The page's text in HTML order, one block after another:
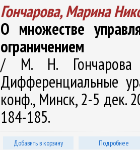
Гончарова, Марина
О множестве
ограничением
/ М. Н. Гончарова
Дифференциальные
конф., Минск, 2-5 дек.
184-185.
Добавить в корзину Подробнее